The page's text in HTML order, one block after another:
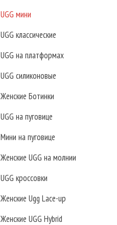
UGG мини
UGG классические
UGG на платформах
UGG силиконовые
Женские Ботинки
UGG на пуговице
Мини на пуговице
Женские UGG на молнии
UGG кроссовки
Женские Ugg Lace-up
Женские UGG Hybrid